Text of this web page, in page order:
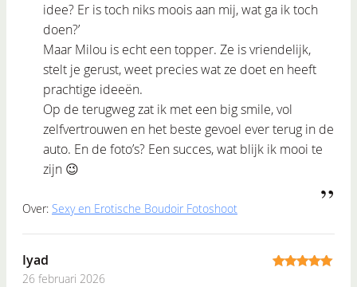
idee? Er is toch niks moois aan mij, wat ga ik toch
doen?’
Maar Milou is echt een topper. Ze is vriendelijk,
stelt je gerust, weet precies wat ze doet en heeft
prachtige ideeën.
Op de terugweg zat ik met een big smile, vol
zelfvertrouwen en het beste gevoel ever terug in de
auto. En de foto’s? Een succes, wat blijk ik mooi te
zijn 😉
Over: Sexy en Erotische Boudoir Fotoshoot
Iyad
26 februari 2026